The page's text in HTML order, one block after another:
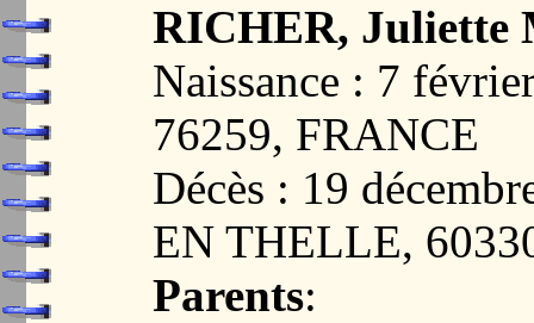
RICHER, Juliette
Naissance : 7
76259, FRANCE
Décès : 19
EN THELLE,
Parents: